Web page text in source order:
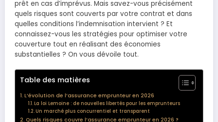
prêt en cas d’imprévus. Mais savez-vous précisément
quels risques sont couverts par votre contrat et dans
quelles conditions l’indemnisation intervient ? Et
connaissez-vous les stratégies pour optimiser votre
couverture tout en réalisant des économies
substantielles ? On vous dévoile tout.
Table des matières
L’évolution de l’assurance emprunteur en 2026
La loi Lemoine : de nouvelles libertés pour les emprunteurs
Un marché plus concurrentiel et transparent
Quels risques couvre l’assurance emprunteur en 2026 ?